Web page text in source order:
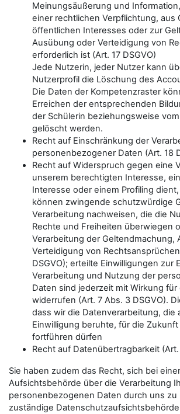
Meinungsäußerung und
einer rechtlichen Verpflichtung, aus
öffentlichen Interesses oder zur
Ausübung oder Verteidigung von
erforderlich ist (Art. 17 DSGVO)
Jede Nutzerin, jeder Nutzer kann
Nutzerprofil die Löschung des
Die Daten der Kompetenzraster
Erreichen der entsprechenden
der Schülerin beziehungsweise
gelöscht werden.
Recht auf Einschränkung der
personenbezogener Daten (Art. 18
Recht auf Widerspruch gegen eine
unserem berechtigten Interesse,
Interesse oder einem Profiling
können zwingende schutzwürdige
Verarbeitung nachweisen, die die
Rechte und Freiheiten überwiegen
Verarbeitung der Geltendmachung,
Verteidigung von
DSGVO); erteilte Einwilligungen zur
Verarbeitung und Nutzung der
Daten sind jederzeit mit Wirkung
widerrufen (Art. 7 Abs. 3 DSGVO).
dass wir die Datenverarbeitung, die
Einwilligung beruhte, für die
fortführen dürfen
Recht auf Datenübertragbarkeit (Art.
Sie haben zudem das Recht, sich bei
Aufsichtsbehörde über die Verarbeitung
personenbezogenen Daten durch uns zu
zuständige